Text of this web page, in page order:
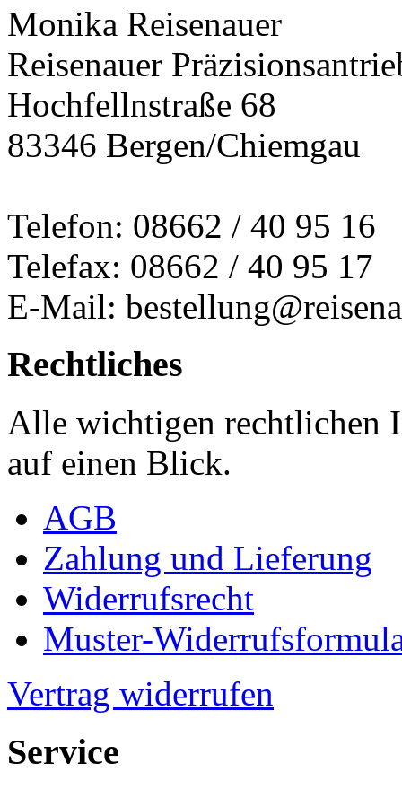
Monika Reisenauer
Reisenauer
Hochfellnstraße 68
83346 Bergen/Chiemgau
Telefon: 08662 / 40 95 16
Telefax: 08662 / 40 95 17
E-Mail:
Rechtliches
Alle wichtigen rechtlichen
auf einen Blick.
AGB
Zahlung und Lieferung
Widerrufsrecht
Muster-
Vertrag widerrufen
Service